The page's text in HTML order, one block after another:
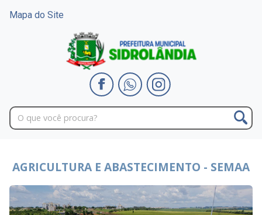
Mapa do Site
AGRICULTURA E ABASTECIMENTO - SEMAA